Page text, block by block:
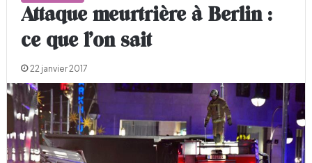
Attaque meurtrière à Berlin :
ce que l’on sait
22 janvier 2017